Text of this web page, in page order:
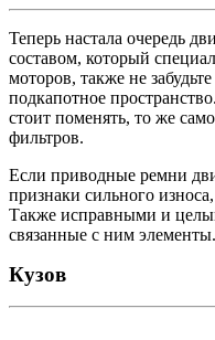
Теперь настала очередь
составом, который
моторов, также не
подкапотное
стоит поменять, то же
фильтров.
Если приводные ремни
признаки сильного
Также исправными и
связанные с ним элементы.
Кузов